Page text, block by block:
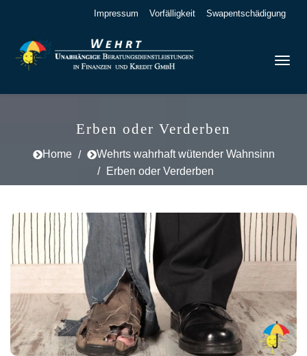
Swapentschädigung
Vorfälligkeit
Impressum
Erben oder Verderben
Home
Wehrts wahrhaft wütender Wahnsinn
Erben oder Verderben